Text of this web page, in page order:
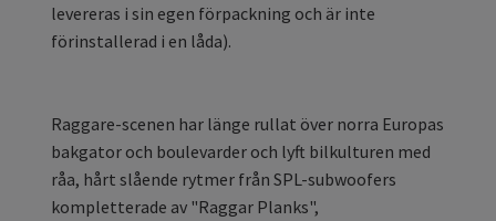
levereras i sin egen förpackning och är inte
förinstallerad i en låda).
Raggare-scenen har länge rullat över norra Europas
bakgator och boulevarder och lyft bilkulturen med
råa, hårt slående rytmer från SPL-subwoofers
kompletterade av "Raggar Planks",